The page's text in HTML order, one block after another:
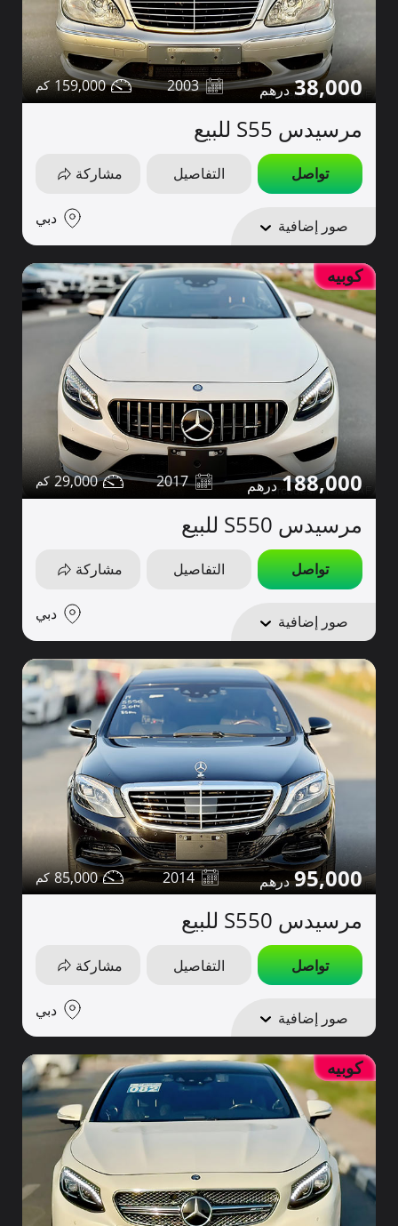
38,000
2003
159,000
مرسيدس S55 للبيع
تواصل التفاصيل مشاركة
صور إضافية دبي
كوبيه
188,000
2017
29,000
مرسيدس S550 للبيع
تواصل التفاصيل مشاركة
صور إضافية دبي
95,000
2014
85,000
مرسيدس S550 للبيع
تواصل التفاصيل مشاركة
صور إضافية دبي
كوبيه